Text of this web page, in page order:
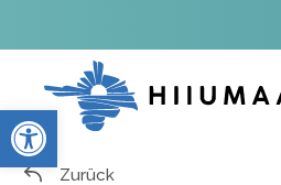
Werkzeugleiste
Zurück